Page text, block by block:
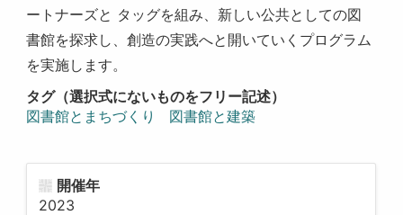
ートナーズと タッグを組み、新しい公共としての図
書館を探求し、創造の実践へと開いていくプログラム
を実施します。
タグ（選択式にないものをフリー記述）
図書館とまちづくり
図書館と建築
開催年
2023